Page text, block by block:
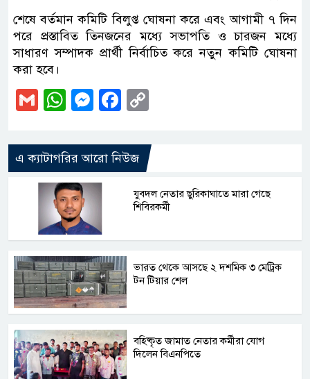
শেষে বর্তমান কমিটি বিলুপ্ত ঘোষনা করে এবং আগামী ৭ দিন
পরে প্রস্তাবিত তিনজনের মধ্যে সভাপতি ও চারজন মধ্যে
সাধারণ সম্পাদক প্রার্থী নির্বাচিত করে নতুন কমিটি ঘোষনা
করা হবে।
GmailWhatsApp
Messenger
Facebook
এ ক্যাটাগরির আরো নিউজ
যুবদল নেতার ছুরিকাঘাতে মারা গেছে
শিবিরকর্মী
ভারত থেকে আসছে ২ দশমিক ৩ মেট্রিক
টন টিয়ার শেল
বহিষ্কৃত জামাত নেতার কর্মীরা যোগ
দিলেন বিএনপিতে